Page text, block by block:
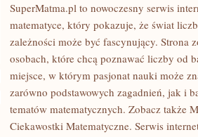
MATEMATYKA
TECHNOLOGII
SuperMatma.pl to nowoczesny serwis
matematyce, który pokazuje, że świat
zależności może być fascynujący. Strona
osobach, które chcą poznawać liczby od
miejsce, w którym pasjonat nauki może
zarówno podstawowych zagadnień, jak i
tematów matematycznych. Zobacz także
Ciekawostki Matematyczne. Serwis